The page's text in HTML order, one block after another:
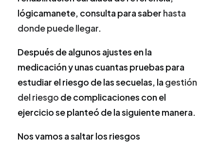
lógicamanete, consulta para saber hasta
donde puede llegar.
Después de algunos ajustes en la
medicación y unas cuantas pruebas para
estudiar el riesgo de las secuelas, lagestión
del riesgo de complicaciones con el
ejercicio se planteó de la siguiente manera.
Nos vamos a saltar los riesgos